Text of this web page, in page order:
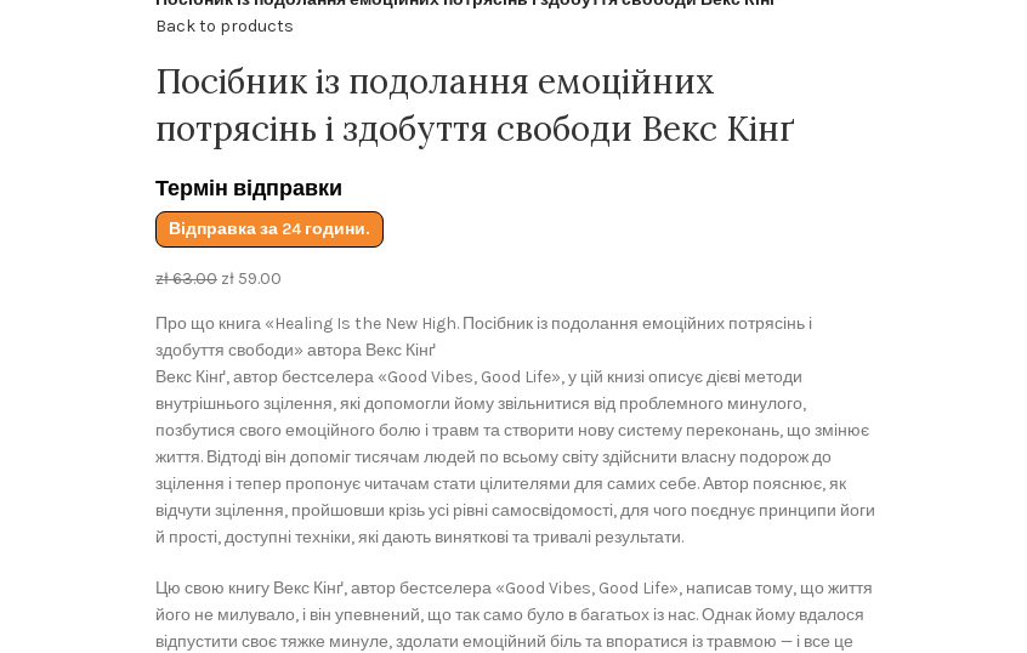
Back to products
Посібник із подолання емоційних
потрясінь і здобуття свободи Векс Кінґ
Термін відправки
Відправка за 24 години.
zł63.00 zł59.00
Про що книга «Healing Is the New High. Посібник із подолання емоційних потрясінь і
здобуття свободи» автора Векс Кінґ
Векс Кінґ, автор бестселера «Good Vibes, Good Life», у цій книзі описує дієві методи
внутрішнього зцілення, які допомогли йому звільнитися від проблемного минулого,
позбутися свого емоційного болю і травм та створити нову систему переконань, що змінює
життя. Відтоді він допоміг тисячам людей по всьому світу здійснити власну подорож до
зцілення і тепер пропонує читачам стати цілителями для самих себе. Автор пояснює, як
відчути зцілення, пройшовши крізь усі рівні самосвідомості, для чого поєднує принципи йоги
й прості, доступні техніки, які дають виняткові та тривалі результати.
Цю свою книгу Векс Кінґ, автор бестселера «Good Vibes, Good Life», написав тому, що життя
його не милувало, і він упевнений, що так само було в багатьох із нас. Однак йому вдалося
відпустити своє тяжке минуле, здолати емоційний біль та впоратися із травмою — і все це